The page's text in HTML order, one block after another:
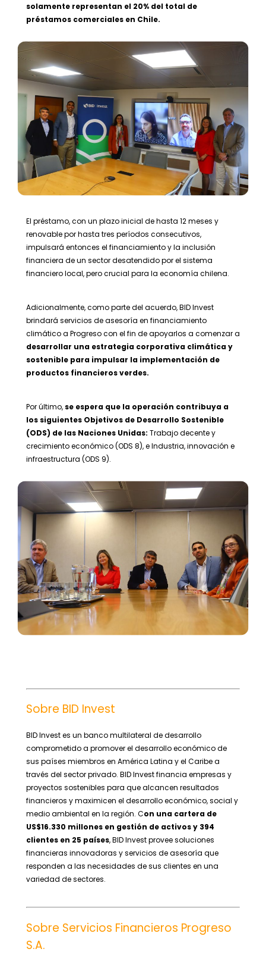
solamente representan el 20% del total de
préstamos comerciales en Chile.
El préstamo, con un plazo inicial de hasta 12 meses y
renovable por hasta tres períodos consecutivos,
impulsará entonces el financiamiento y la inclusión
financiera de un sector desatendido por el sistema
financiero local, pero crucial para la economía chilena.
Adicionalmente, como parte del acuerdo, BID Invest
brindará servicios de asesoría en financiamiento
climático a Progreso con el fin de apoyarlos a comenzar a
desarrollar una estrategia corporativa climática y
sostenible para impulsar la implementación de
productos financieros verdes.
Por último, se espera que la operación contribuya a
los siguientes Objetivos de Desarrollo Sostenible
(ODS) de las Naciones Unidas: Trabajo decente y
crecimiento económico (ODS 8), e Industria, innovación e
infraestructura (ODS 9).
Sobre BID Invest
BID Invest es un banco multilateral de desarrollo
comprometido a promover el desarrollo económico de
sus países miembros en América Latina y el Caribe a
través del sector privado. BID Invest financia empresas y
proyectos sostenibles para que alcancen resultados
financieros y maximicen el desarrollo económico, social y
medio ambiental en la región. Con una cartera de
US$16.330 millones en gestión de activos y 394
clientes en 25 países, BID Invest provee soluciones
financieras innovadoras y servicios de asesoría que
responden a las necesidades de sus clientes en una
variedad de sectores.
Sobre Servicios Financieros Progreso
S.A.